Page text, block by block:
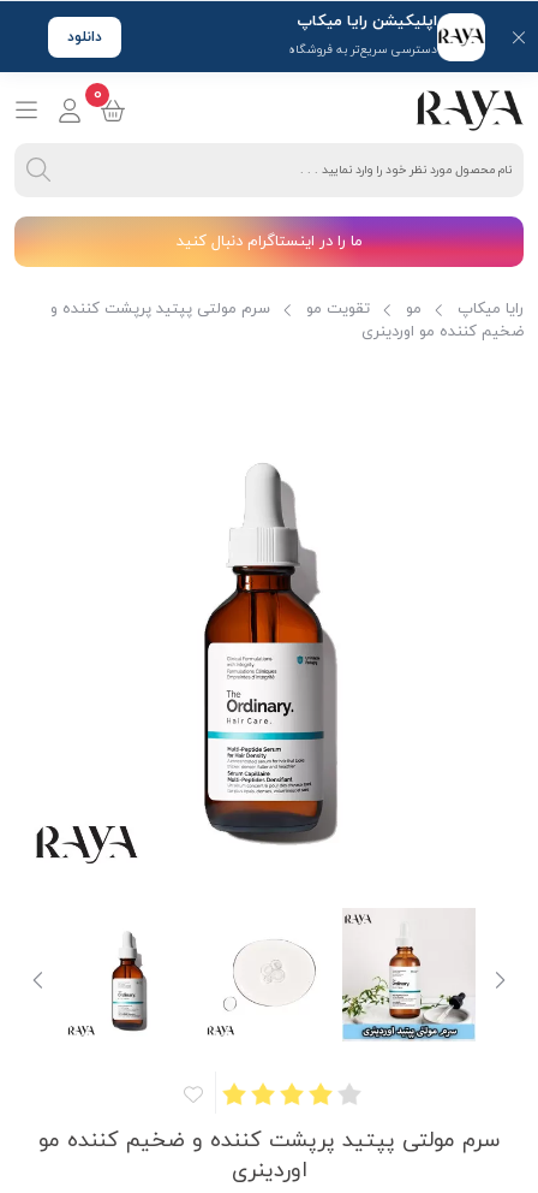
اپلیکیشن رایا میکاپ
دسترسی سریع‌تر به فروشگاه
دانلود
0
ما را در اینستاگرام دنبال کنید
رایا میکاپ مو تقویت مو
سرم مولتی پپتید پرپشت کننده و
ضخیم کننده مو اوردینری
سرم مولتی پپتید پرپشت کننده و ضخیم کننده مو
اوردینری